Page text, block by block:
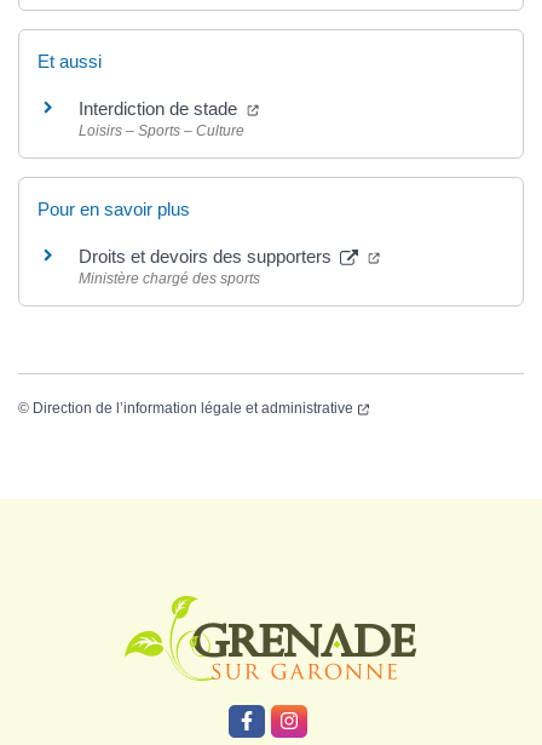
Et aussi
Interdiction de stade
Loisirs – Sports – Culture
Pour en savoir plus
Droits et devoirs des supporters
Ministère chargé des sports
© Direction de l’information légale et administrative
Lien vers le compte Facebook
Lien vers le compte